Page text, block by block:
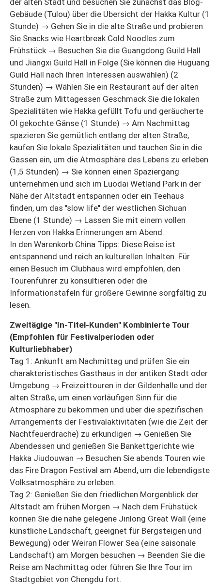
der alten Stadt und besuchen Sie zunächst das Blog-
Gebäude (Tulou) über die Übersicht der Hakka Kultur (1
Stunde) → Gehen Sie in die alte Straße und probieren
Sie Snacks wie Heartbreak Cold Noodles zum
Frühstück → Besuchen Sie die Guangdong Guild Hall
und Jiangxi Guild Hall in Folge (Sie können die Huguang
Guild Hall nach Ihren Interessen auswählen) (2
Stunden) → Wählen Sie ein Restaurant auf der alten
Straße zum Mittagessen Geschmack Sie die lokalen
Spezialitäten wie Hakka gefüllt Tofu und geräucherte
Öl gekochte Gänse (1 Stunde) → Am Nachmittag
spazieren Sie gemütlich entlang der alten Straße,
kaufen Sie lokale Spezialitäten und tauchen Sie in die
Gassen ein, um die Atmosphäre des Lebens zu erleben
(1,5 Stunden) → Sie können einen Spaziergang
unternehmen und sich im Luodai Wetland Park in der
Nähe der Altstadt entspannen oder ein Teehaus
finden, um das "slow life" der westlichen Sichuan
Ebene (1 Stunde) → Lassen Sie mit einem vollen
Herzen von Hakka Erinnerungen am Abend.
In den Warenkorb China Tipps: Diese Reise ist
entspannend und reich an kulturellen Inhalten. Für
einen Besuch im Clubhaus wird empfohlen, den
Tourenführer zu konsultieren oder die
Informationstafeln für größere Gewinne sorgfältig zu
lesen.
Zweitägige "In-Titel-Kunden" Kombinierte Tour
(Empfohlen für Festivalperioden oder
Kulturliebhaber)
Tag 1: Ankunft am Nachmittag und prüfen Sie ein
charakteristisches Gasthaus in der antiken Stadt oder
Umgebung → Freizeittouren in der Gildenhalle und der
alten Straße, um einen vorläufigen Sinn für die
Atmosphäre zu bekommen und über die spezifischen
Arrangements der Festivalaktivitäten (wie die Zeit der
Nachtfeuerdrache) zu erkundigen → Genießen Sie
Abendessen und genießen Sie Bankettgerichte wie
Hakka Jiudouwan → Besuchen Sie abends Touren wie
das Fire Dragon Festival am Abend, um die lebendigste
Volksatmosphäre zu erleben.
Tag 2: Genießen Sie den friedlichen Morgenblick der
Altstadt am frühen Morgen → Nach dem Frühstück
können Sie die nahe gelegene Jinlong Great Wall (eine
künstliche Landschaft, geeignet für Bergsteigen und
Bewegung) oder Weiran Flower Sea (eine saisonale
Landschaft) am Morgen besuchen → Beenden Sie die
Reise am Nachmittag oder führen Sie Ihre Tour im
Stadtgebiet von Chengdu fort.